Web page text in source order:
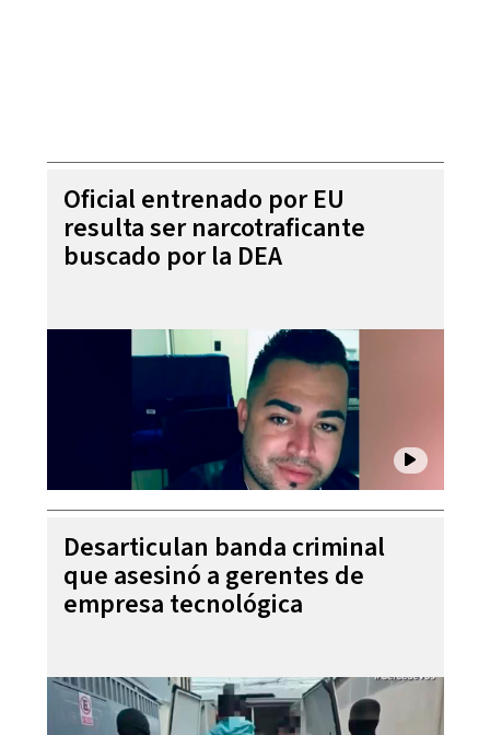
Oficial entrenado por EU
resulta ser narcotraficante
buscado por la DEA
Desarticulan banda criminal
que asesinó a gerentes de
empresa tecnológica